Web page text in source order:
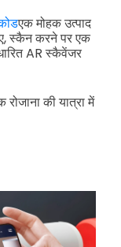
एक मोहक उत्पाद
स्कैन करने पर एक
AR स्कैवेंजर
की यात्रा में